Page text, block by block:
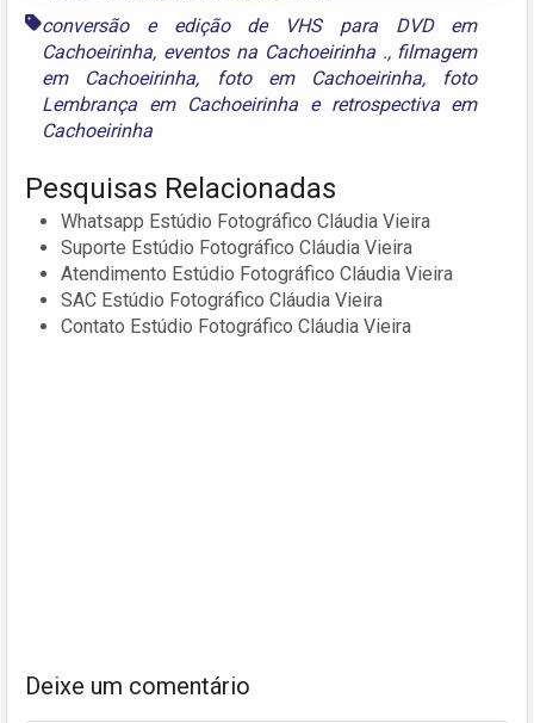
conversão e edição de VHS para DVD em
Cachoeirinha, eventos na Cachoeirinha ., filmagem
em Cachoeirinha, foto em Cachoeirinha, foto
Lembrança em Cachoeirinhae retrospectiva em
Cachoeirinha
Pesquisas Relacionadas
Whatsapp Estúdio Fotográfico Cláudia Vieira
Suporte Estúdio Fotográfico Cláudia Vieira
Atendimento Estúdio Fotográfico Cláudia Vieira
SAC Estúdio Fotográfico Cláudia Vieira
Contato Estúdio Fotográfico Cláudia Vieira
Deixe um comentário